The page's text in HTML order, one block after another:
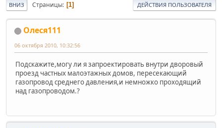
ВНИЗ Страницы 1 ДЕЙСТВИЯ ПОЛЬЗОВАТЕЛЯ
Олеся111
06 октября 2010, 10:32:56
Подскажите,могу ли я запроектировать внутри дворовый
проезд частных малоэтажных домов, пересекающий
газопровод среднего давления,и немножко проходящий
над газопроводом.?